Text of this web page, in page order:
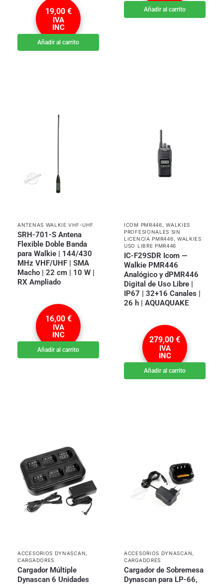
19,00 €
IVA
INC
Añadir al carrito
Añadir al carrito
ANTENAS WALKIE VHF-UHF
SRH-701-S Antena
Flexible Doble Banda
para Walkie | 144/430
MHz VHF/UHF | SMA
Macho | 22 cm | 10 W |
RX Ampliado
16,00 €
IVA
INC
Añadir al carrito
ICOM PMR446,WALKIES
PROFESIONALES SIN
LICENCIA PMR446, WALKIES
USO LIBRE PMR446
IC-F29SDR Icom —
Walkie PMR446
Analógico y dPMR446
Digital de Uso Libre |
IP67 | 32+16 Canales |
26 h | AQUAQUAKE
279,00 €
IVA
INC
Añadir al carrito
ACCESORIOS DYNASCAN,
CARGADORES
Cargador Múltiple
Dynascan 6 Unidades
ACCESORIOS DYNASCAN,
CARGADORES
Cargador de Sobremesa
Dynascan para LP-66,